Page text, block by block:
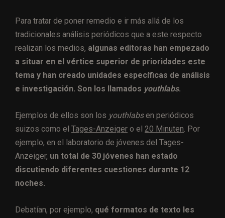
Para tratar de poner remedio e ir más allá de los
tradicionales análisis periódicos que a este respecto
realizan los medios, algunas editoras han empezado
a situar en el vértice superior de prioridades este
tema y han creado unidades específicas de análisis
e investigación. Son los llamados youthlabs.
Ejemplos de ellos son los youthlabsen periódicos
suizos como el Tages-Anzeiger o el 20 Minuten. Por
ejemplo, en el laboratorio de jóvenes del Tages-
Anzeiger, un total de 30 jóvenes han estado
discutiendo diferentes cuestiones durante 12
noches.
Debatían, por ejemplo, qué formatos de texto les